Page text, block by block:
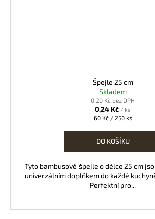
Špejle 25 cm
Skladem
0,20 Kč bez DPH
0,24 Kč / ks
Měrná
60 Kč / 250 ks
DO KOŠÍKU
Tyto bambusové špejle o délce 25 cm
univerzálním doplňkem do každé
Perfektní pro...